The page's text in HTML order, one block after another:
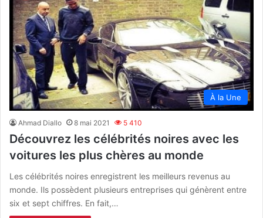
À la Une
Ahmad Diallo 8 mai 2021 5 410
Découvrez les célébrités noires avec les
voitures les plus chères au monde
Les célébrités noires enregistrent les meilleurs revenus au
monde. Ils possèdent plusieurs entreprises qui génèrent entre
six et sept chiffres. En fait,…